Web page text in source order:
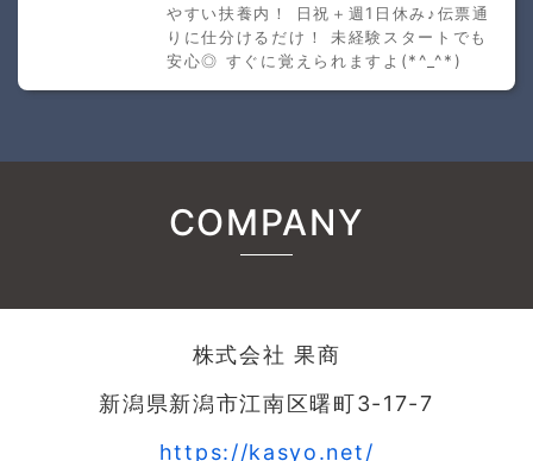
やすい扶養内！ 日祝＋週1日休み♪伝票通
りに仕分けるだけ！ 未経験スタートでも
安心◎ すぐに覚えられますよ(*^_^*)
COMPANY
株式会社 果商
新潟県新潟市江南区曙町3-17-7
https://kasyo.net/